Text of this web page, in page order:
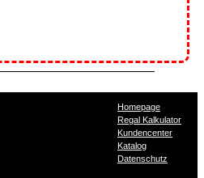
Homepage
Regal Kalkulator
Kundencenter
Katalog
Datenschutz